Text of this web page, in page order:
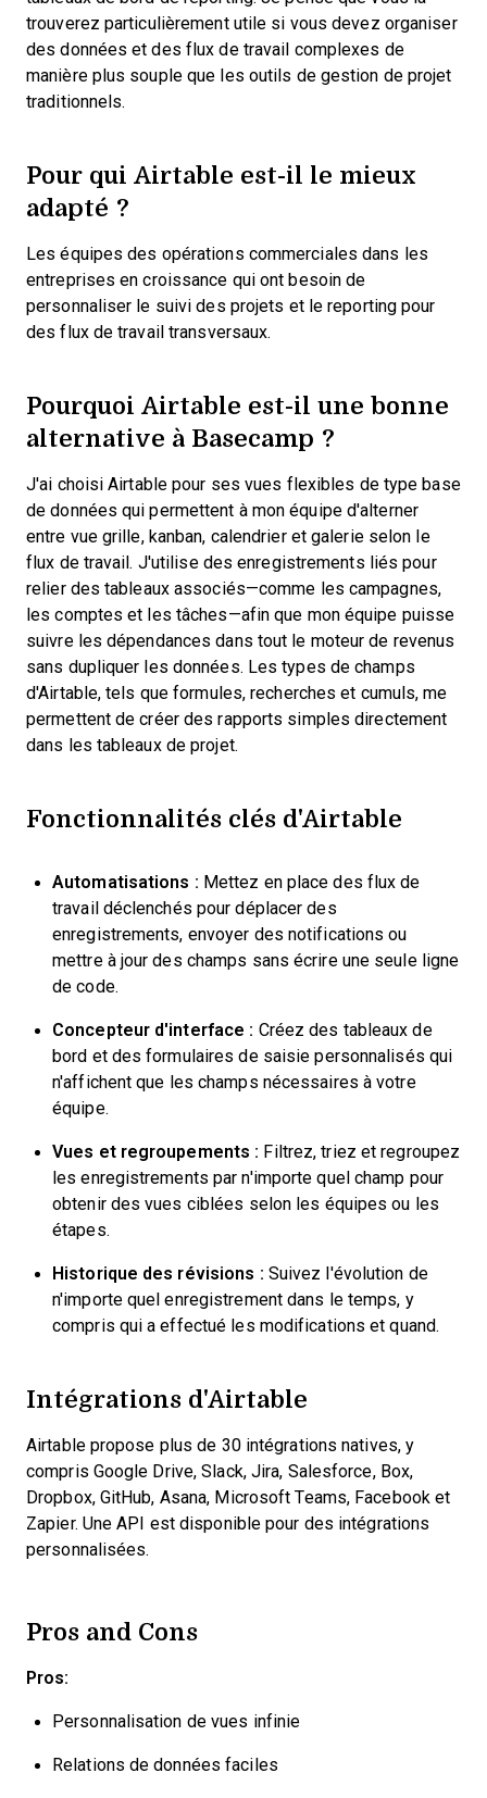
trouverez particulièrement utile si vous devez organiser
des données et des flux de travail complexes de
manière plus souple que les outils de gestion de projet
traditionnels.
Pour qui Airtable est-il le mieux
adapté ?
Les équipes des opérations commerciales dans les
entreprises en croissance qui ont besoin de
personnaliser le suivi des projets et le reporting pour
des flux de travail transversaux.
Pourquoi Airtable est-il une bonne
alternative à Basecamp ?
J'ai choisi Airtable pour ses vues flexibles de type base
de données qui permettent à mon équipe d'alterner
entre vue grille, kanban, calendrier et galerie selon le
flux de travail. J'utilise des enregistrements liés pour
relier des tableaux associés—comme les campagnes,
les comptes et les tâches—afin que mon équipe puisse
suivre les dépendances dans tout le moteur de revenus
sans dupliquer les données. Les types de champs
d'Airtable, tels que formules, recherches et cumuls, me
permettent de créer des rapports simples directement
dans les tableaux de projet.
Fonctionnalités clés d'Airtable
Automatisations : Mettez en place des flux de
travail déclenchés pour déplacer des
enregistrements, envoyer des notifications ou
mettre à jour des champs sans écrire une seule ligne
de code.
Concepteur d'interface : Créez des tableaux de
bord et des formulaires de saisie personnalisés qui
n'affichent que les champs nécessaires à votre
équipe.
Vues et regroupements : Filtrez, triez et regroupez
les enregistrements par n'importe quel champ pour
obtenir des vues ciblées selon les équipes ou les
étapes.
Historique des révisions : Suivez l'évolution de
n'importe quel enregistrement dans le temps, y
compris qui a effectué les modifications et quand.
Intégrations d'Airtable
Airtable propose plus de 30 intégrations natives, y
compris Google Drive, Slack, Jira, Salesforce, Box,
Dropbox, GitHub, Asana, Microsoft Teams, Facebook et
Zapier. Une API est disponible pour des intégrations
personnalisées.
Pros and Cons
Pros:
Personnalisation de vues infinie
Relations de données faciles